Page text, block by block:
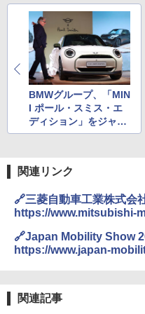
BMWグループ、「MIN
I ポール・スミス・エ
ディション」をジャパ
ンモビリティショー20
関連リンク
🔗三菱自動車工業株式会
https://www.mitsubishi-
🔗Japan Mobility Show
https://www.japan-
関連記事